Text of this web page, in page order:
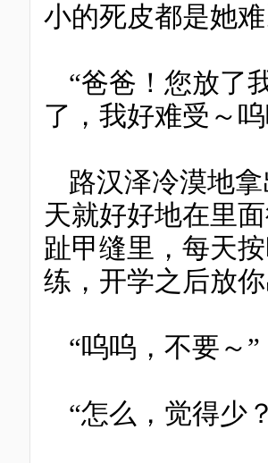
小的死皮都是她
“爸爸！您放了
了，我好难受～
路汉泽冷漠地
天就好好地在里
趾甲缝里，每天
练，开学之后放
“呜呜，不要～”
“怎么，觉得少